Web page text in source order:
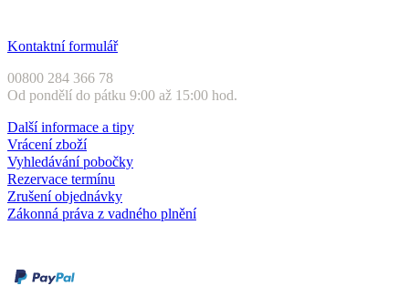
Kontaktní formulář
00800 284 366 78
Od pondělí do pátku 9:00 až 15:00 hod.
Další informace a tipy
Vrácení zboží
Vyhledávání pobočky
Rezervace termínu
Zrušení objednávky
Zákonná práva z vadného plnění